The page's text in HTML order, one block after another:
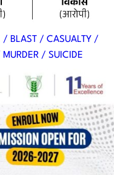
/ BLAST / CASUALTY /
/ SUICIDE